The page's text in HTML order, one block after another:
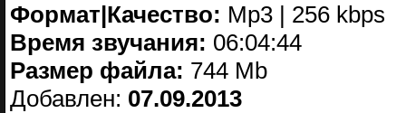
Формат|Качество: Mp3 | 256 kbps
Время звучания: 06:04:44
Размер файла: 744 Mb
Добавлен: 07.09.2013